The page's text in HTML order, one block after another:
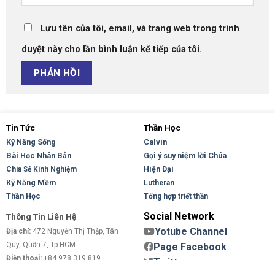
Lưu tên của tôi, email, và trang web trong trình
duyệt này cho lần bình luận kế tiếp của tôi.
Tin Tức
Kỹ Năng Sống
Bài Học Nhân Bản
Chia Sẻ Kinh Nghiệm
Kỹ Năng Mềm
Thần Học
Thần Học
Calvin
Gợi ý suy niệm lời Chúa
Hiện Đại
Lutheran
Tổng hợp triết thần
Thông Tin Liên Hệ
Địa chỉ: 472 Nguyễn Thị Thập, Tân
Quy, Quận 7, Tp.HCM
Điện thoại: +84.978.319.819
Social Network
Yotube Channel
Page Facebook